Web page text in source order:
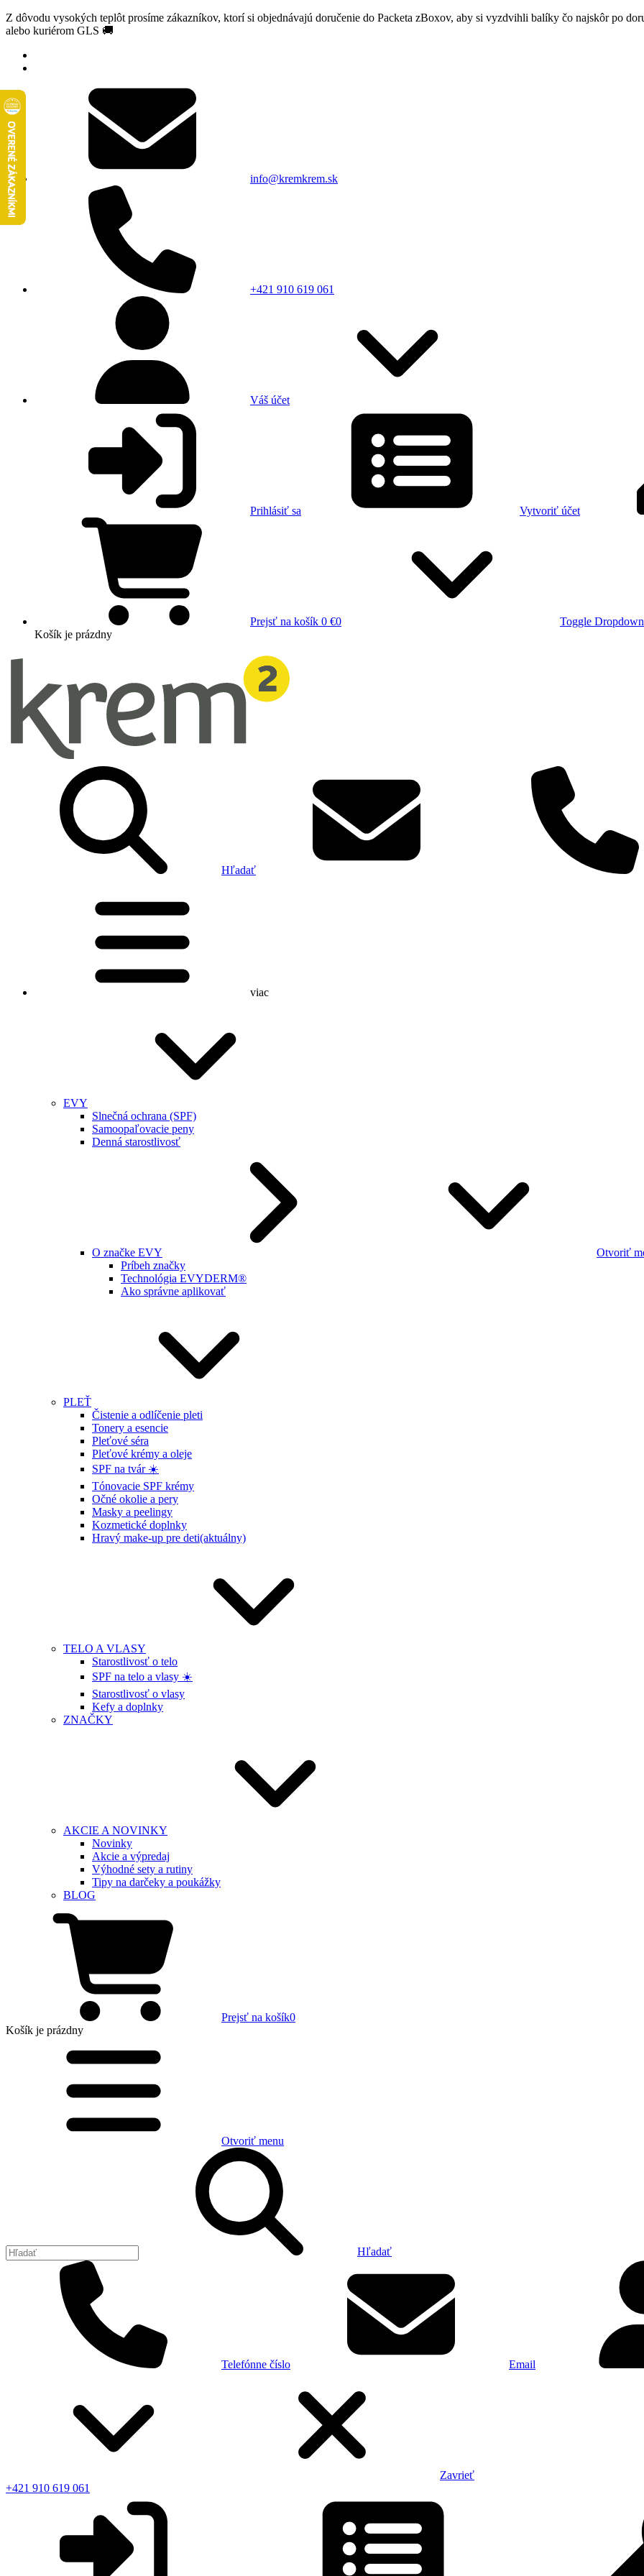
Z dôvodu vysokých teplôt prosíme zákazníkov, ktorí si objednávajú doručenie do Packeta zBoxov, aby si vyzdvihli balíky čo najskôr po
alebo kuriérom GLS 🚚
info@kremkrem.sk
+421 910 619 061
Váš účet
Prihlásiť sa Vytvoriť účet
Prejsť na košík 0 €0
Toggle Dropdown
Košík je prázdny
Hľadať
viac
EVY
Slnečná ochrana (SPF)
Samoopaľovacie peny
Denná starostlivosť
O značke EVY
Otvoriť
Príbeh značky
Technológia EVYDERM®
Ako správne aplikovať
PLEŤ
Čistenie a odlíčenie pleti
Tonery a esencie
Pleťové séra
Pleťové krémy a oleje
SPF na tvár ☀️
Tónovacie SPF krémy
Očné okolie a pery
Masky a peelingy
Kozmetické doplnky
Hravý make-up pre deti(aktuálny)
TELO A VLASY
Starostlivosť o telo
SPF na telo a vlasy ☀️
Starostlivosť o vlasy
Kefy a doplnky
ZNAČKY
AKCIE A NOVINKY
Novinky
Akcie a výpredaj
Výhodné sety a rutiny
Tipy na darčeky a poukážky
BLOG
Prejsť na košík0
Košík je prázdny
Otvoriť menu
Hľadať
Telefónne číslo Email
Zavrieť
+421 910 619 061